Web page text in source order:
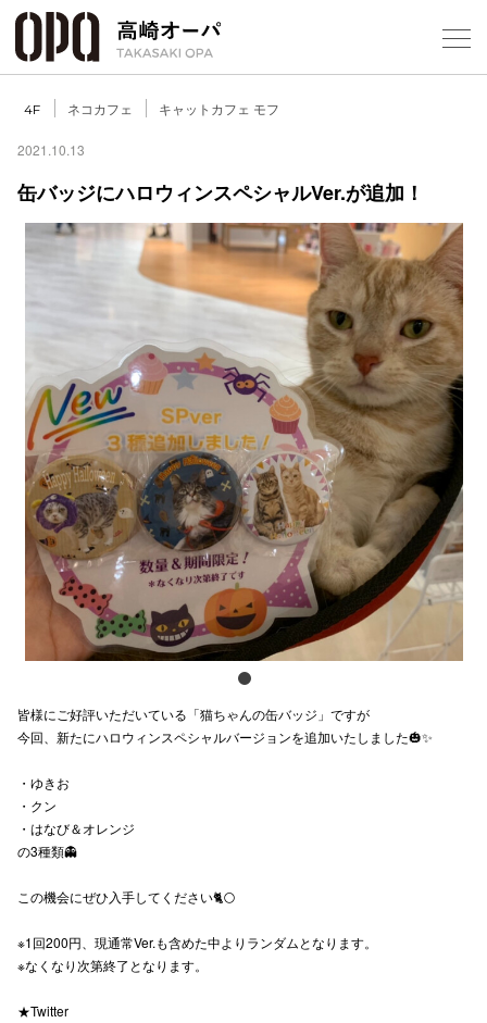
4F ネコカフェ キャットカフェ モフ
2021.10.13
缶バッジにハロウィンスペシャルVer.が追加！
皆様にご好評いただいている「猫ちゃんの缶バッジ」ですが
今回、新たにハロウィンスペシャルバージョンを追加いたしました🎃✨
・ゆきお
・クン
・はなび＆オレンジ
の3種類👻
この機会にぜひ入手してください🐈🌕
※1回200円、現通常Ver.も含めた中よりランダムとなります。
※なくなり次第終了となります。
★Twitter
ショッ
レスト
施設案内
アクセ
スタッ
電話で
公式SNS
お問い合わせ